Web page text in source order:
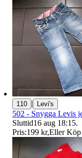
110 | Levi's
502 - Snygga Levis
Sluttid16 aug 18:15.
Pris:199 kr,Eller Köp